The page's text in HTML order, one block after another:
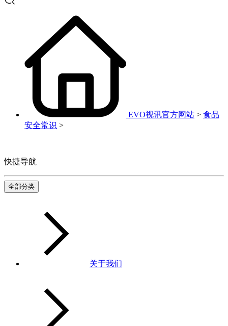
EVO视讯官方网站 > 食品
安全常识 >
快捷导航
全部分类
关于我们